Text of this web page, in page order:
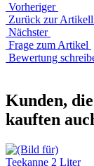
Vorheriger
Zurück zur
Nächster
Frage zum Artikel
Bewertung
Kunden,
kauften